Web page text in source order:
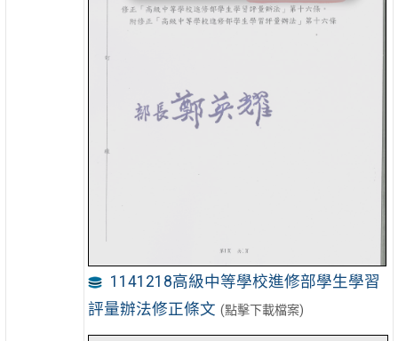
1141218高級中等學校進修部學生學習
評量辦法修正條文 (點擊下載檔案)